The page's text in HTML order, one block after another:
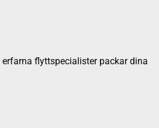
flyttspecialister packar dina